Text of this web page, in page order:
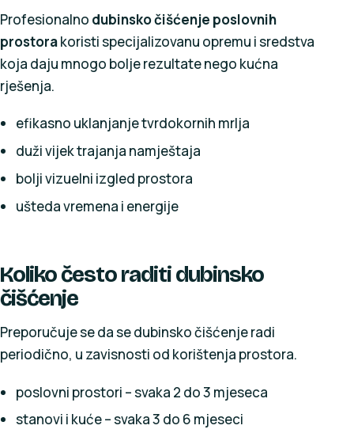
Profesionalno dubinsko čišćenje poslovnih
prostorakoristi specijalizovanu opremu i sredstva
koja daju mnogo bolje rezultate nego kućna
rješenja.
efikasno uklanjanje tvrdokornih mrlja
duži vijek trajanja namještaja
bolji vizuelni izgled prostora
ušteda vremena i energije
Koliko često raditi dubinsko
čišćenje
Preporučuje se da se dubinsko čišćenje radi
periodično, u zavisnosti od korištenja prostora.
poslovni prostori – svaka 2 do 3 mjeseca
stanovi i kuće – svaka 3 do 6 mjeseci